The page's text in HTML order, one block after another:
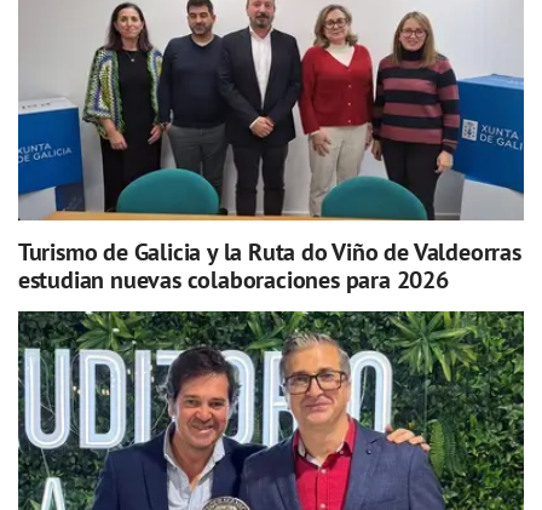
Turismo de Galicia y la Ruta do Viño de Valdeorras
estudian nuevas colaboraciones para 2026